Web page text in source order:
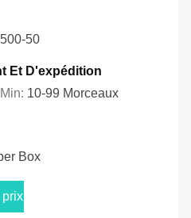
50
Et D'expédition
10-99 Morceaux
Box
prix